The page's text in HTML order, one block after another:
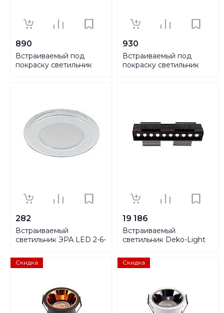
890
Встраиваемый под
покраску светильник
930
Встраиваемый под
покраску светильник
282
Встраиваемый
светильник ЭРА LED 2-6-
19 186
Встраиваемый
светильник Deko-Light
Скидка Скидка